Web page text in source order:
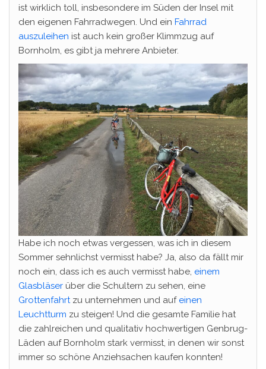
ist wirklich toll, insbesondere im Süden der Insel mit
den eigenen Fahrradwegen. Und ein Fahrrad
auszuleihen ist auch kein großer Klimmzug auf
Bornholm, es gibt ja mehrere Anbieter.
Habe ich noch etwas vergessen, was ich in diesem
Sommer sehnlichst vermisst habe? Ja, also da fällt mir
noch ein, dass ich es auch vermisst habe, einem
Glasbläser über die Schultern zu sehen, eine
Grottenfahrtzu unternehmen und auf einen
Leuchtturm zu steigen! Und die gesamte Familie hat
die zahlreichen und qualitativ hochwertigen Genbrug-
Läden auf Bornholm stark vermisst, in denen wir sonst
immer so schöne Anziehsachen kaufen konnten!